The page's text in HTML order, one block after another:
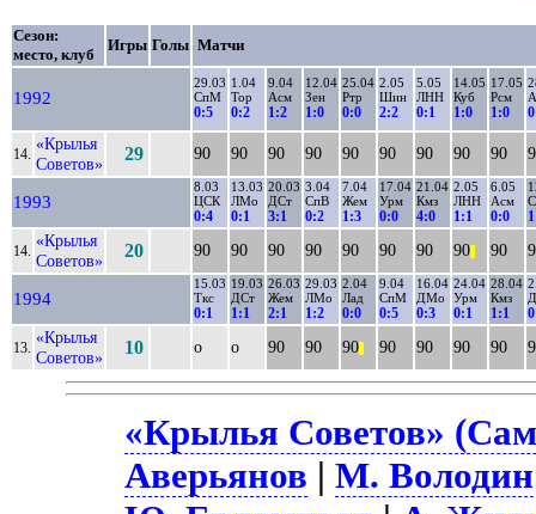
Сезон:
место, клуб
Игры Голы Матчи
1992
29.03
СпМ
0:5
1.04
Тор
0:2
9.04
Асм
1:2
12.04
Зен
1:0
25.04
Ртр
0:0
2.05
Шин
2:2
5.05
ЛНН
0:1
14.05
Куб
1:0
17.05
Рсм
1:0
14.
«Крылья
Советов»
29 90 90 90 90 90 90 90 90 90
1993
8.03
ЦСК
0:4
13.03
ЛМо
0:1
20.03
ДСт
3:1
3.04
СпВ
0:2
7.04
Жем
1:3
17.04
Урм
0:0
21.04
Кмз
4:0
2.05
ЛНН
1:1
6.05
Асм
0:0
14.
«Крылья
Советов»
20 90 90 90 90 90 90 90 90 90
1994
15.03
Ткс
0:1
19.03
ДСт
1:1
26.03
Жем
2:1
29.03
ЛМо
1:2
2.04
Лад
0:0
9.04
СпМ
0:5
16.04
ДМо
0:3
24.04
Урм
0:1
28.04
Кмз
1:1
13.
«Крылья
Советов»
10 о о 90 90 90 90 90 90 90
«Крылья Советов»
Аверьянов |М. Володин